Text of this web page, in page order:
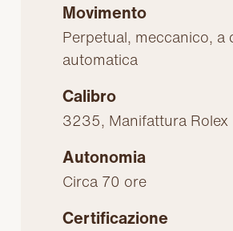
Movimento
Perpetual, meccanico, a
automatica
Calibro
3235, Manifattura Rolex
Autonomia
Circa 70 ore
Certificazione